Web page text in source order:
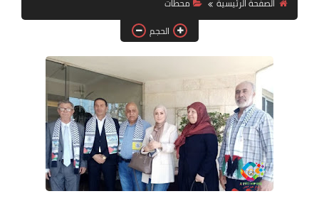
لك سيدتي
الصفحة الرئيسية
محطات
الحجم